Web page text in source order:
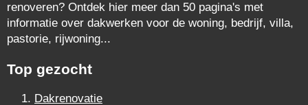
renoveren? Ontdek hier meer dan 50 pagina's met
informatie over dakwerken voor de woning, bedrijf, villa,
pastorie, rijwoning...
Top gezocht
Dakrenovatie